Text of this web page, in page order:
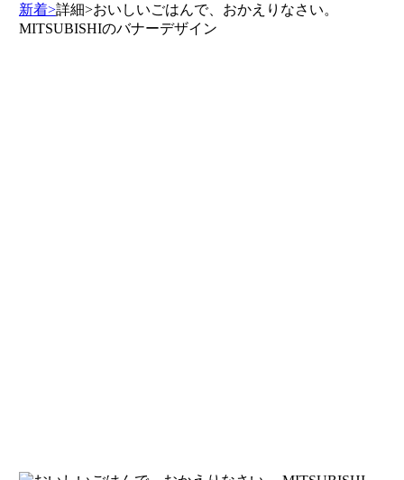
新着>詳細>おいしいごはんで、おかえりなさい。
MITSUBISHIのバナーデザイン